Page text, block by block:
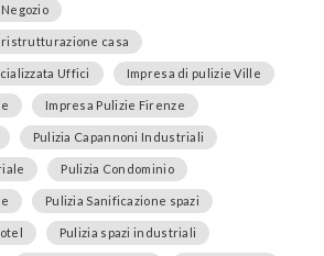
casa
Uffici Impresa di pulizie Ville
Impresa Pulizie Firenze
Pulizia Capannoni Industriali
Pulizia Condominio
Pulizia Sanificazione spazi
Pulizia spazi industriali